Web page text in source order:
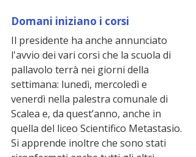
Domani iniziano i corsi
Il presidente ha anche annunciato
l'avvio dei vari corsi che la scuola di
pallavolo terrà nei giorni della
settimana: lunedì, mercoledì e
venerdì nella palestra comunale di
Scalea e, da quest’anno, anche in
quella del liceo Scientifico Metastasio.
Si apprende inoltre che sono stati